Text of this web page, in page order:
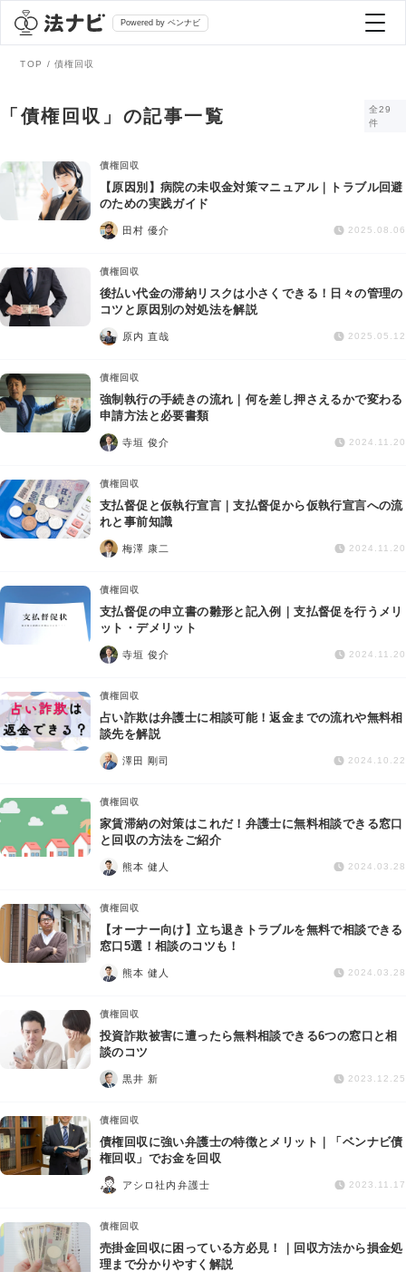
Powered by ベンナビ
全て
法律相談
債務整理
交通事故
労働問題
債権回収
IT・ネット
資金調達
企業法務
弁護士を探す
おすすめ弁護士診断
AI Search Premium
掲載をご検討の弁護士の方へ
TOP 債権回収
「債権回収」の記事一覧
全29
件
債権回収
【原因別】病院の未収金対策マニュアル｜トラブル回避
のための実践ガイド
田村 優介 2025.08.06
債権回収
後払い代金の滞納リスクは小さくできる！日々の管理の
コツと原因別の対処法を解説
原内 直哉 2025.05.12
債権回収
強制執行の手続きの流れ｜何を差し押さえるかで変わる
申請方法と必要書類
寺垣 俊介 2024.11.20
債権回収
支払督促と仮執行宣言｜支払督促から仮執行宣言への流
れと事前知識
梅澤 康二 2024.11.20
債権回収
支払督促の申立書の雛形と記入例｜支払督促を行うメリ
ット・デメリット
寺垣 俊介 2024.11.20
債権回収
占い詐欺は弁護士に相談可能！返金までの流れや無料相
談先を解説
澤田 剛司 2024.10.22
債権回収
家賃滞納の対策はこれだ！弁護士に無料相談できる窓口
と回収の方法をご紹介
熊本 健人 2024.03.28
債権回収
【オーナー向け】立ち退きトラブルを無料で相談できる
窓口5選！相談のコツも！
熊本 健人 2024.03.28
債権回収
投資詐欺被害に遭ったら無料相談できる6つの窓口と相
談のコツ
黒井 新 2023.12.25
債権回収
債権回収に強い弁護士の特徴とメリット｜「ベンナビ債
権回収」でお金を回収
アシロ社内弁護士 2023.11.17
債権回収
売掛金回収に困っている方必見！｜回収方法から損金処
理まで分かりやすく解説